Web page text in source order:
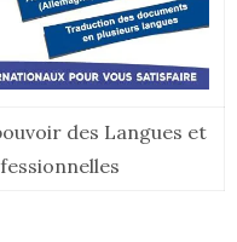
des Langues et